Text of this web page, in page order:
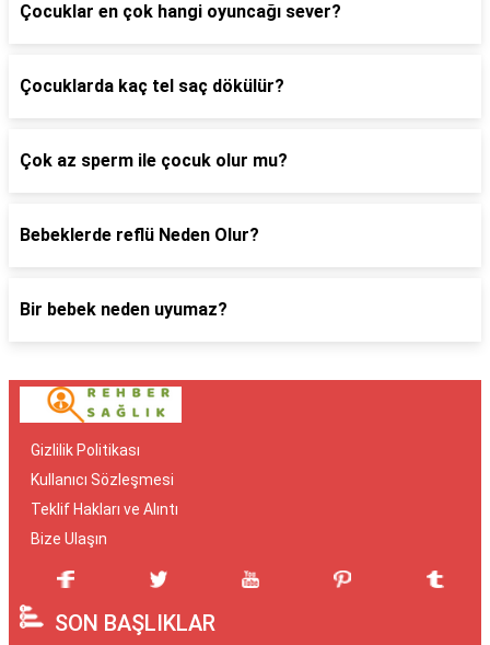
Çocuklar en çok hangi oyuncağı sever?
Çocuklarda kaç tel saç dökülür?
Çok az sperm ile çocuk olur mu?
Bebeklerde reflü Neden Olur?
Bir bebek neden uyumaz?
Gizlilik Politikası
Kullanıcı Sözleşmesi
Teklif Hakları ve Alıntı
Bize Ulaşın
SON BAŞLIKLAR